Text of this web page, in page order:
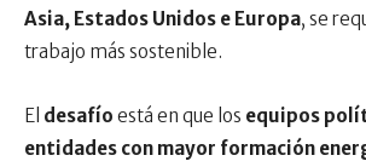
Asia, Estados Unidos e Europa, se
trabajo más sostenible.
El desafío está en que los equipos
entidades con mayor formación